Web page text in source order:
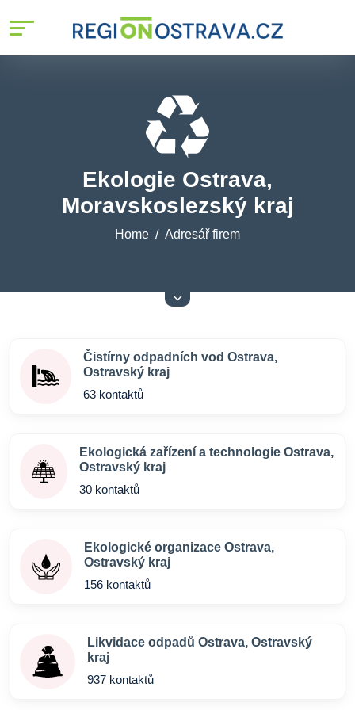
Ekologie Ostrava,
Moravskoslezský kraj
Home Adresář firem
Čistírny odpadních vod Ostrava,
Ostravský kraj
63 kontaktů
Ekologická zařízení a technologie Ostrava,
Ostravský kraj
30 kontaktů
Ekologické organizace Ostrava,
Ostravský kraj
156 kontaktů
Likvidace odpadů Ostrava, Ostravský
kraj
937 kontaktů